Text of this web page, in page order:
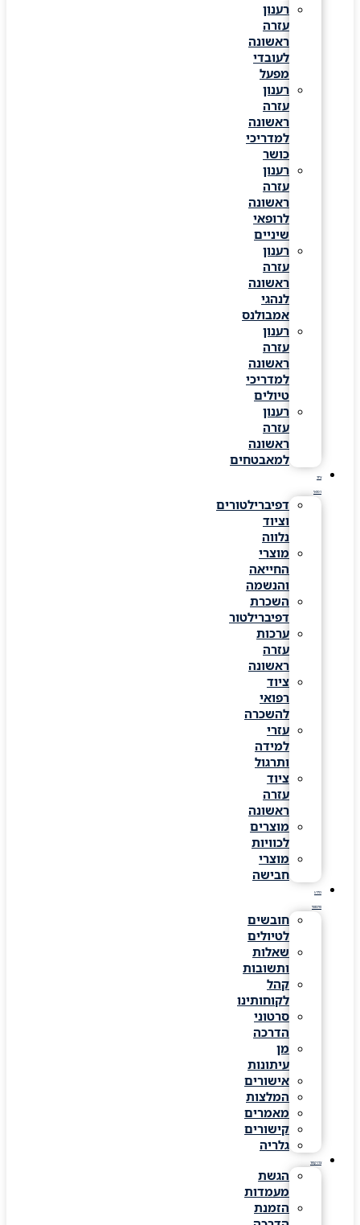
רענון
עזרה
ראשונה
לעובדי
מפעל
רענון
עזרה
ראשונה
למדריכי
כושר
רענון
עזרה
ראשונה
לרופאי
שיניים
רענון
עזרה
ראשונה
לנהגי
אמבולנס
רענון
עזרה
ראשונה
למדריכי
טיולים
רענון
עזרה
ראשונה
למאבטחים
דפיברילטורים
נלווה
מוצרי
החייאה
והנשמה
השכרת
דפיברילטור
ערכות
עזרה
ראשונה
ציוד
רפואי
להשכרה
עזרי
למידה
ותרגול
ציוד
עזרה
ראשונה
מוצרים
לכוויות
מוצרי
חבישה
חובשים
לטיולים
שאלות
ותשובות
קהל
לקוחותינו
סרטוני
הדרכה
מן
עיתונות
אישורים
המלצות
מאמרים
קישורים
גלריה
הגשת
מעמדות
הזמנת